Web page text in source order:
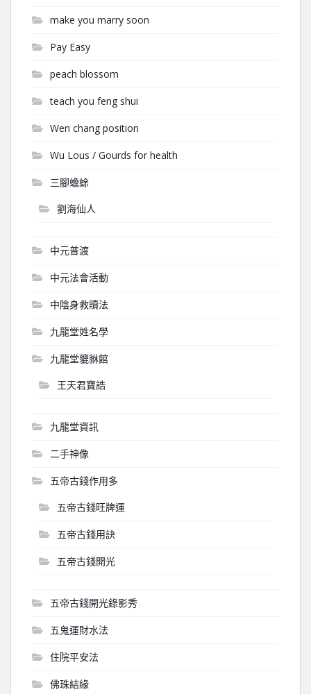
make you marry soon
Pay Easy
peach blossom
teach you feng shui
Wen chang position
Wu Lous / Gourds for health
三腳蟾蜍
劉海仙人
中元普渡
中元法會活動
中陰身救贖法
九龍堂姓名學
九龍堂貔貅館
王天君寶誥
九龍堂資訊
二手神像
五帝古錢作用多
五帝古錢旺牌運
五帝古錢用訣
五帝古錢開光
五帝古錢開光錄影秀
五鬼運財水法
住院平安法
佛珠結緣